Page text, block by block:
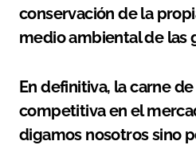
conservación de la
medio ambiental de las
En definitiva, la carne
competitiva en el
digamos nosotros sino